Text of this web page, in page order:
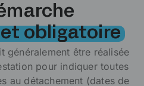
obligatoire
généralement être réalisée
pour indiquer toutes
au détachement (dates de